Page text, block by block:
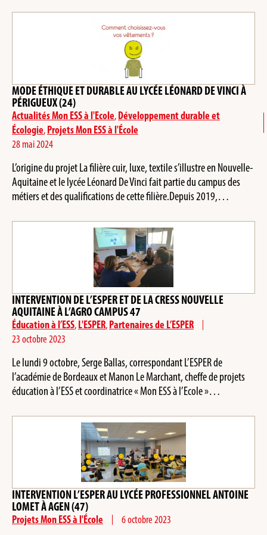
MODE ÉTHIQUE ET DURABLE AU LYCÉE LÉONARD DE VINCI À
PÉRIGUEUX (24)
Actualités Mon ESS à l'Ecole,Développement durable et
Écologie,Projets Mon ESS à l'École
28 mai 2024
L’origine du projet La filière cuir, luxe, textile s’illustre en Nouvelle-
Aquitaine et le lycée Léonard De Vinci fait partie du campus des
métiers et des qualifications de cette filière.Depuis 2019,…
INTERVENTION DE L’ESPER ET DE LA CRESS NOUVELLE
AQUITAINE À L’AGRO CAMPUS 47
Éducation à l’ESS,L'ESPER,Partenaires de L’ESPER
23 octobre 2023
Le lundi 9 octobre, Serge Ballas, correspondant L’ESPER de
l’académie de Bordeaux et Manon Le Marchant, cheffe de projets
éducation à l’ESS et coordinatrice « Mon ESS à l’Ecole »…
INTERVENTION L’ESPER AU LYCÉE PROFESSIONNEL ANTOINE
LOMET À AGEN (47)
Projets Mon ESS à l'École 6 octobre 2023